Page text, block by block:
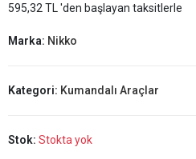
595,32 TL 'den başlayan taksitlerle
Marka: Nikko
Kategori: Kumandalı Araçlar
Stok: Stokta yok